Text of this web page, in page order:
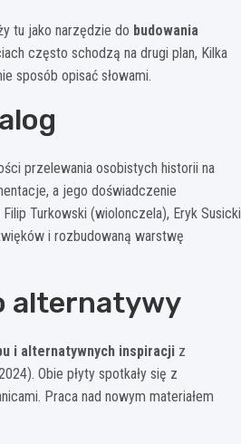
tu jako narzędzie do budowania
często schodzą na drugi plan, Kilka
sposób opisać słowami.
przelewania osobistych historii na
a jego doświadczenie
Turkowski (wiolonczela), Eryk Susicki
i rozbudowaną warstwę
alternatywy
i alternatywnych inspiracji z
Obie płyty spotkały się z
Praca nad nowym materiałem